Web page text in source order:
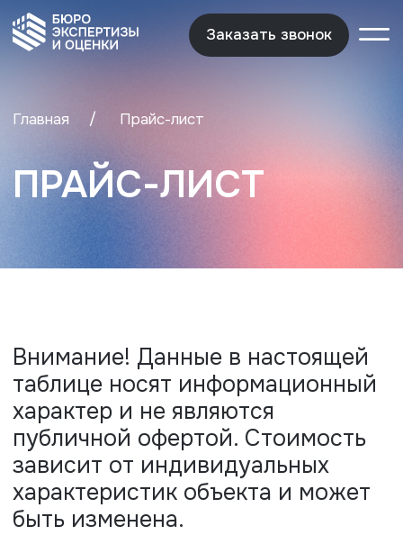
Заказать звонок
Заказать звонок
ПРАЙС-ЛИСТ
Внимание! Данные в настоящей
таблице носят информационный
характеристик объекта и может
быть изменена.